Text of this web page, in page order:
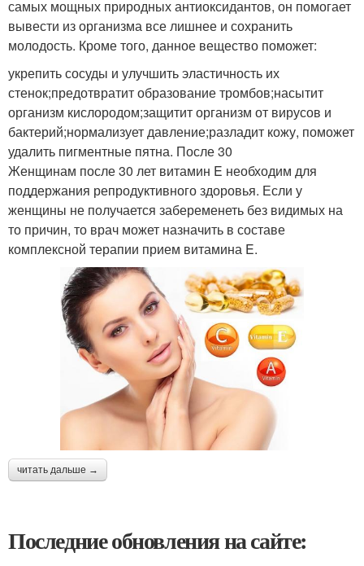
самых мощных природных антиоксидантов, он помогает
вывести из организма все лишнее и сохранить
молодость. Кроме того, данное вещество поможет:
укрепить сосуды и улучшить эластичность их
стенок;предотвратит образование тромбов;насытит
организм кислородом;защитит организм от вирусов и
бактерий;нормализует давление;разладит кожу, поможет
удалить пигментные пятна. После 30
Женщинам после 30 лет витамин E необходим для
поддержания репродуктивного здоровья. Если у
женщины не получается забеременеть без видимых на
то причин, то врач может назначить в составе
комплексной терапии прием витамина E.
читать дальше →
Последние обновления на сайте: